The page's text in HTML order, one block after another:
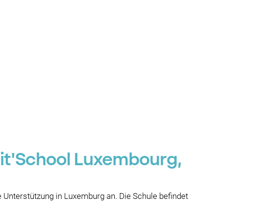
Luxembourg,
in Luxemburg an. Die Schule befindet